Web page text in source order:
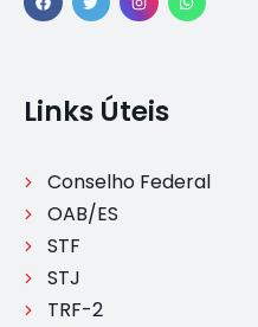
Links Úteis
Conselho Federal
OAB/ES
STF
STJ
TRF-2